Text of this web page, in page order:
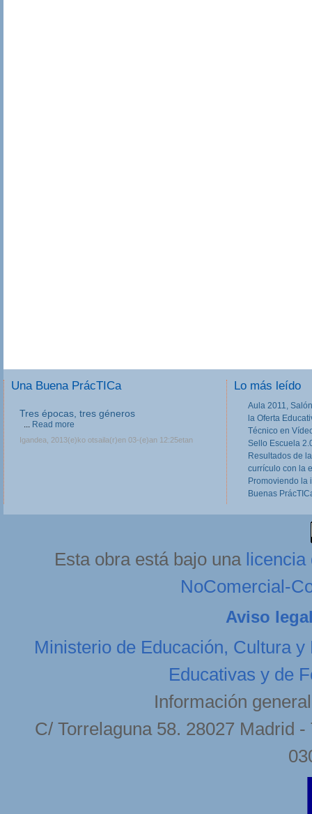
Una Buena PrácTICa
Tres épocas, tres géneros
... Read more
Igandea, 2013(e)ko otsaila(r)en 03-(e)an 12:25etan
Lo más leído
Aula 2011,
la Oferta
Técnico en
Sello Escuela
Resultados de
currículo con la
Promoviendo la
Buenas
Esta obra está bajo una licencia
NoComercial-
Aviso
Ministerio de Educación, Cultura y
Educativas y de
Información
C/ Torrelaguna 58. 28027 Madrid